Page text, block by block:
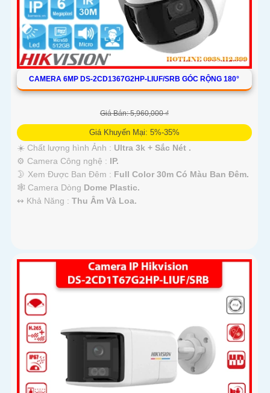
CAMERA 6MP DS-2CD1367G2HP-LIUF/SRB GÓC RỘNG 180°
Giá Bán: 5,960,000 ₫
Giá Khuyến Mại: 5%-35%
☀️ Chất lượng hình Ảnh : Ultra 3k + Sắc Nét .
⚙ Camera Công nghệ : IP.
🌛 Xem Được Ban Đêm : Full Color 30m Có Màu Ban Ðêm.
🕸️ Camera Dòng Dome Plastic.
️↭ Khả Năng : Thu Âm Và Loa.